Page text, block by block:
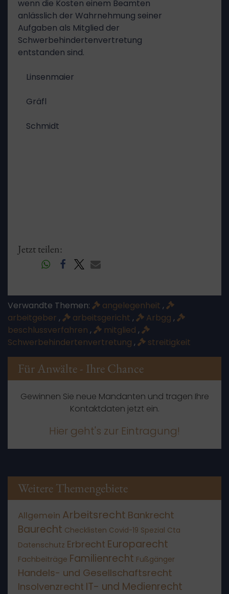
wenn die Kosten einem Beamten
anlässlich der Wahrnehmung seiner
Aufgaben als Mitglied der
Schwerbehindertenvertretung
entstanden sind.
Linsenmaier
Gräfl
Schmidt
Jetzt teilen:
Verwandte Themen: angelegenheit ,
arbeitgeber , arbeitsgericht , Arbgg ,
beschlussverfahren , mitglied ,
Schwerbehindertenvertretung , streitigkeit
Für Anwälte - Ihre Chance
Gewinnen Sie neue Mandanten und tragen Ihre
Kontaktdaten jetzt ein.
Hier geht's zur Eintragung!
Weitere Themengebiete
Allgemein Arbeitsrecht Bankrecht
Baurecht Checklisten Covid-19 Spezial Cta
Datenschutz Erbrecht Europarecht
Fachbeiträge Familienrecht Fußgänger
Handels- und Gesellschaftsrecht
Insolvenzrecht IT- und Medienrecht